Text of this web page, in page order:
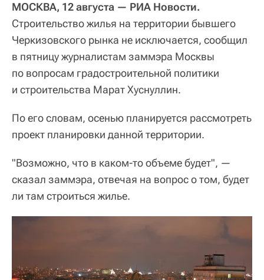
МОСКВА, 12 августа — РИА Новости.
Строительство жилья на территории бывшего
Черкизовского рынка не исключается, сообщил
в пятницу журналистам заммэра Москвы
по вопросам градостроительной политики
и строительства Марат Хуснуллин.
По его словам, осенью планируется рассмотреть
проект планировки данной территории.
"Возможно, что в каком-то объеме будет", —
сказал заммэра, отвечая на вопрос о том, будет
ли там строиться жилье.